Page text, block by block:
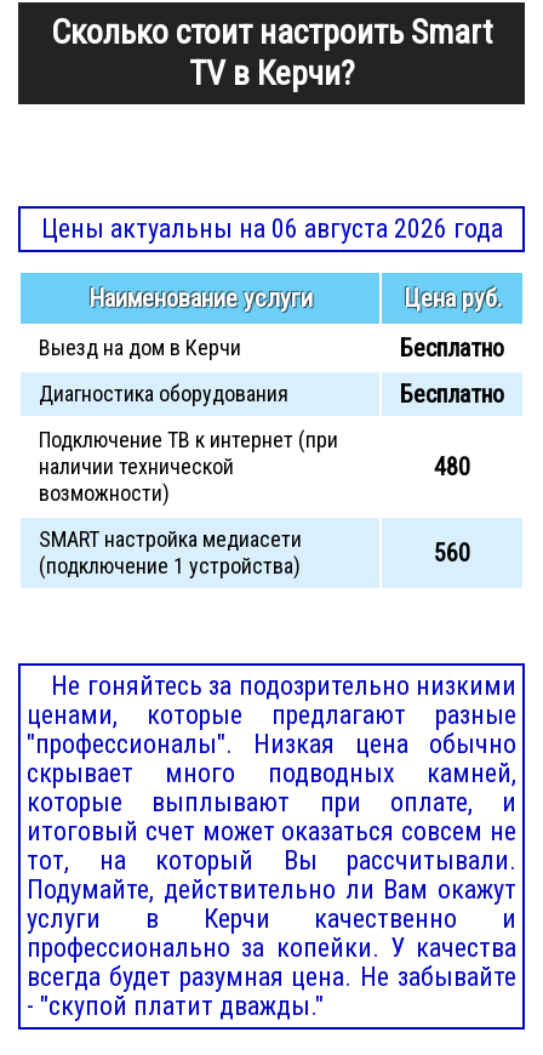
Сколько стоит настроить Smart
TV в Керчи?
Цены актуальны на 06 августа 2026 года
Наименование услуги Цена руб.
Выезд на дом в Керчи Бесплатно
Диагностика оборудования Бесплатно
Подключение ТВ к интернет (при
наличии технической
возможности)
480
SMART настройка медиасети
(подключение 1 устройства)
560
Не гоняйтесь за подозрительно низкими
ценами, которые предлагают разные
"профессионалы". Низкая цена обычно
скрывает много подводных камней,
которые выплывают при оплате, и
итоговый счет может оказаться совсем не
тот, на который Вы рассчитывали.
Подумайте, действительно ли Вам окажут
услуги в Керчи качественно и
профессионально за копейки. У качества
всегда будет разумная цена. Не забывайте
- "скупой платит дважды."